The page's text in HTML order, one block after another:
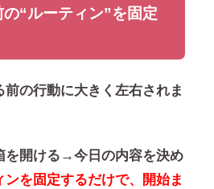
“ルーティン”を固定
の行動に大きく左右されま
を開ける→今日の内容を決め
ンを固定するだけで、開始ま